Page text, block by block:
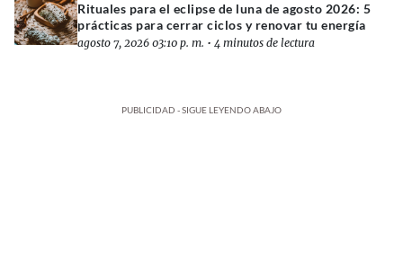
Rituales para el eclipse de luna de agosto 2026: 5
prácticas para cerrar ciclos y renovar tu energía
agosto 7, 2026 03:10 p. m. • 4 minutos de lectura
PUBLICIDAD - SIGUE LEYENDO ABAJO